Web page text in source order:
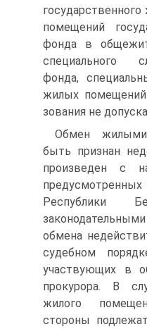
по­мещений
фонда в
специального
фонда,
жилых
зования не
Обмен
быть признан
произведен с
Республики
обмена
судебном
участвующих в
прокурора. В
жилого
стороны